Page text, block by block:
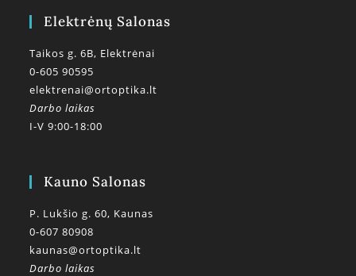
Elektrėnų Salonas
Taikos g. 6B, Elektrėnai
0-605 90595
elektrenai@ortoptika.lt
Darbo laikas
I-V 9:00-18:00
Kauno Salonas
P. Lukšio g. 60, Kaunas
0-607 80908
kaunas@ortoptika.lt
Darbo laikas